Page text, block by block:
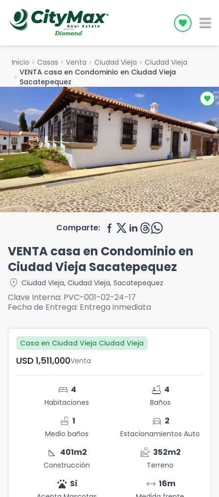
Icon
Inicio chevron_right Casas chevron_right Venta chevron_right Ciudad Vieja chevron_right Ciudad Vieja
chevron_right VENTA casa en Condominio en Ciudad Vieja
Sacatepequez
Comparte:
VENTA casa en Condominio en
Ciudad Vieja Sacatepequez
location_on Ciudad Vieja, Ciudad Vieja, Sacatepequez
Clave Interna: PVC-001-02-24-17
Fecha de Entrega: Entrega inmediata
Casa en Ciudad Vieja Ciudad Vieja
USD	1,511,000Venta
bed 4
Habitaciones
bathtub 4
Baños
faucet 1
Medio baños
directions_car 2
Estacionamientos Auto
square_foot 401m2
Construcción
landslide 352m2
Terreno
pets Sí arrow_range 16m